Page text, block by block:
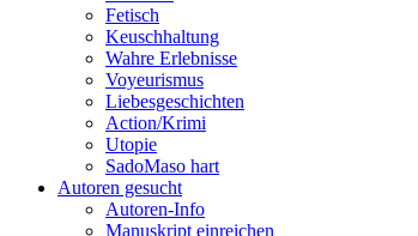
Fetisch
Keuschhaltung
Wahre Erlebnisse
Voyeurismus
Liebesgeschichten
Action/Krimi
Utopie
SadoMaso hart
Autoren gesucht
Autoren-Info
Manuskript einreichen